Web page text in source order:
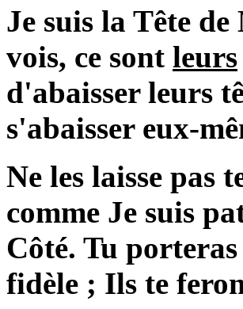
Je suis la Tête
vois, ce sont leurs
d'abaisser leurs
s'abaisser eux-
Ne les laisse pas
comme Je suis
Côté. Tu
fidèle ; Ils te